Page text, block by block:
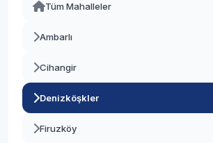
Başakşehir
Beşiktaş
Beylikdüzü
Tüm Mahalleler
Ambarlı
Cihangir
Denizköşkler
Firuzköy